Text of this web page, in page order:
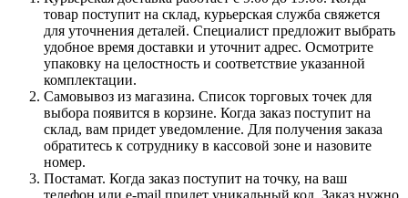
товар поступит на склад, курьерская служба свяжется
для уточнения деталей. Специалист предложит выбрать
удобное время доставки и уточнит адрес. Осмотрите
упаковку на целостность и соответствие указанной
комплектации.
Самовывоз из магазина. Список торговых точек для
выбора появится в корзине. Когда заказ поступит на
склад, вам придет уведомление. Для получения заказа
обратитесь к сотруднику в кассовой зоне и назовите
номер.
Постамат. Когда заказ поступит на точку, на ваш
телефон или e-mail придет уникальный код. Заказ нужно